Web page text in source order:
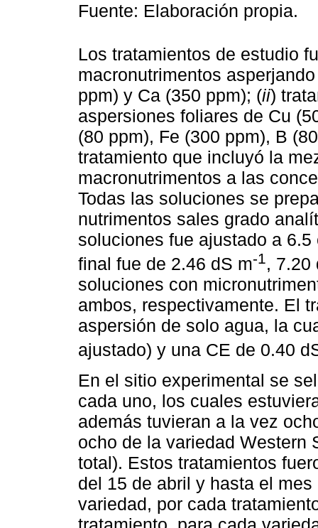
Fuente: Elaboración propia.
Los tratamientos de estudio
macronutrimentos
ppm) y Ca (350 ppm); (ii)
aspersiones foliares de Cu
(80 ppm), Fe (300 ppm), B
tratamiento que incluyó la
macronutrimentos a las
Todas las soluciones se
nutrimentos sales grado
soluciones fue ajustado a
final fue de 2.46 dS m-1, 7.20
soluciones con
ambos, respectivamente. El
aspersión de solo agua, la
ajustado) y una CE de 0.40
En el sitio experimental se
cada uno, los cuales
además tuvieran a la vez
ocho de la variedad Western
total). Estos tratamientos
del 15 de abril y hasta el
variedad, por cada